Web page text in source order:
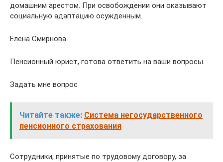
домашним арестом. При освобождении они оказывают
социальную адаптацию осужденным.
Елена Смирнова
Пенсионный юрист, готова ответить на ваши вопросы.
Задать мне вопрос
Читайте также: Система негосударственного
пенсионного страхования
Сотрудники, принятые по трудовому договору, за